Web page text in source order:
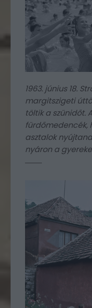
1963. június 18.
margitszigeti
töltik a szünidőt.
asztalok
nyáron a